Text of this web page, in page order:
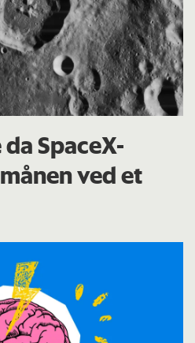
SpaceX-
ved et